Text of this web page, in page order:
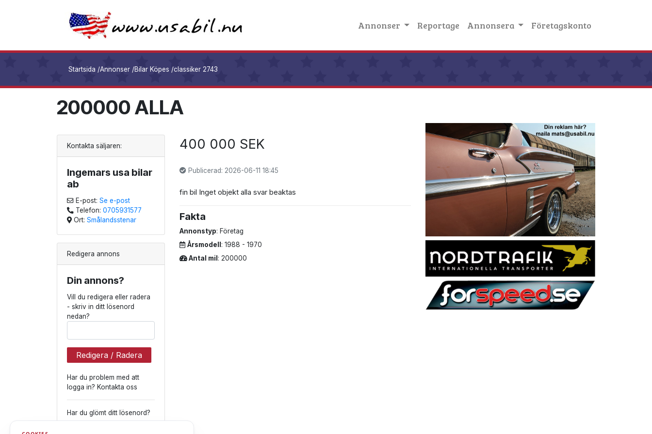
Annonser Reportage Annonsera Företagskonto
Startsida /Annonser /Bilar Köpes /classiker 2743
200000 ALLA
Kontakta säljaren:
Ingemars usa bilar
ab
E-post: Se e-post
Telefon: 0705931577
Ort: Smålandsstenar
Redigera annons
Din annons?
Vill du redigera eller radera
- skriv in ditt lösenord
nedan?
Redigera / Radera
Har du problem med att
logga in? Kontakta oss
Har du glömt ditt lösenord?
400 000 SEK
Publicerad: 2026-06-11 18:45
fin bil Inget objekt alla svar beaktas
Fakta
Annonstyp: Företag
Årsmodell : 1988 - 1970
Antal mil : 200000